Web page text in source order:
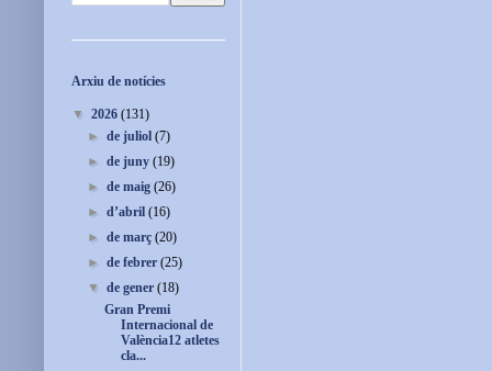
Arxiu de notícies
▼ 2026 (131)
►de juliol(7)
►de juny(19)
►de maig(26)
►d’abril(16)
►de març(20)
►de febrer(25)
▼de gener(18)
Gran Premi
Internacional de
València12 atletes
cla...